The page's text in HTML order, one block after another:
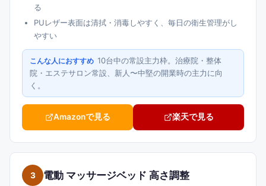
る
PUレザー表面は清拭・消毒しやすく、毎日の衛生管理がし
やすい
こんな人におすすめ 10台中の常設主力枠。治療院・整体
院・エステサロン常設、新人〜中堅の開業時の主力に向
く。
Amazonで見る 楽天で見る
3 電動 マッサージベッド 高さ調整